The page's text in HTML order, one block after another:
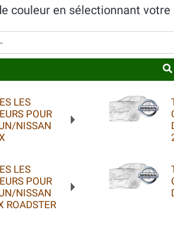
couleur en sélectionnant
LES
POUR
NISSAN
LES
POUR
NISSAN
ROADSTER